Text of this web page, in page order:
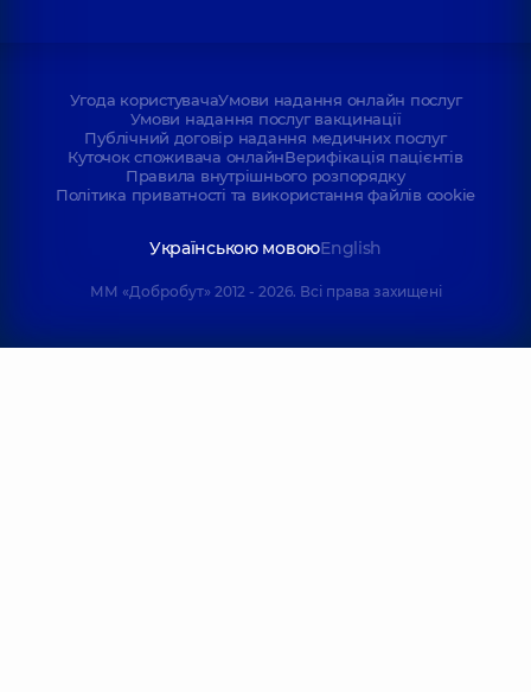
Угода користувачаУмови надання онлайн послуг
Умови надання послуг вакцинації
Публічний договір надання медичних послуг
Куточок споживача онлайнВерифікація пацієнтів
Правила внутрішнього розпорядку
Політика приватності та використання файлів cookie
Українською мовоюEnglish
ММ «Добробут» 2012 - 2026. Всі права захищені